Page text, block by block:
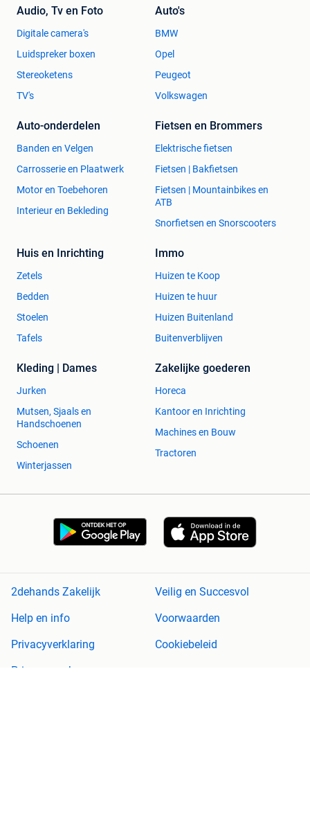
Audio, Tv en Foto
Digitale camera's
Luidspreker boxen
Stereoketens
TV's
Auto's
BMW
Opel
Peugeot
Volkswagen
Auto-onderdelen
Banden en Velgen
Carrosserie en Plaatwerk
Motor en Toebehoren
Interieur en Bekleding
Fietsen en Brommers
Elektrische fietsen
Fietsen | Bakfietsen
Fietsen | Mountainbikes en
ATB
Snorfietsen en Snorscooters
Huis en Inrichting
Zetels
Bedden
Stoelen
Tafels
Immo
Huizen te Koop
Huizen te huur
Huizen Buitenland
Buitenverblijven
Kleding | Dames
Jurken
Mutsen, Sjaals en
Handschoenen
Schoenen
Winterjassen
Zakelijke goederen
Horeca
Kantoor en Inrichting
Machines en Bouw
Tractoren
2dehands Zakelijk
Veilig en Succesvol
Help en info
Voorwaarden
Privacyverklaring
Cookiebeleid
Privacyvoorkeuren